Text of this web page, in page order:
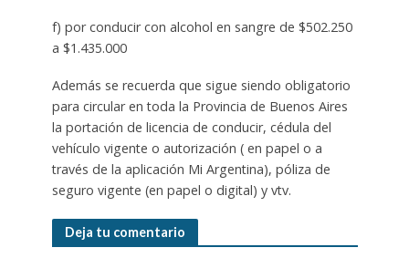
f) por conducir con alcohol en sangre de $502.250
a $1.435.000
Además se recuerda que sigue siendo obligatorio
para circular en toda la Provincia de Buenos Aires
la portación de licencia de conducir, cédula del
vehículo vigente o autorización ( en papel o a
través de la aplicación Mi Argentina), póliza de
seguro vigente (en papel o digital) y vtv.
Deja tu comentario